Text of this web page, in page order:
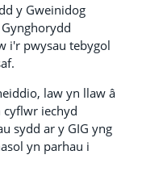
y Gweinidog
i'r pwysau tebygol
law yn llaw â
iechyd
sydd ar y GIG yng
yn parhau i